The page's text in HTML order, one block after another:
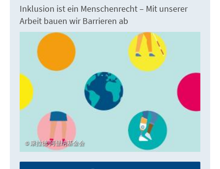
Inklusion ist ein Menschenrecht – Mit unserer
Arbeit bauen wir Barrieren ab
康拉德·阿登纳基金会